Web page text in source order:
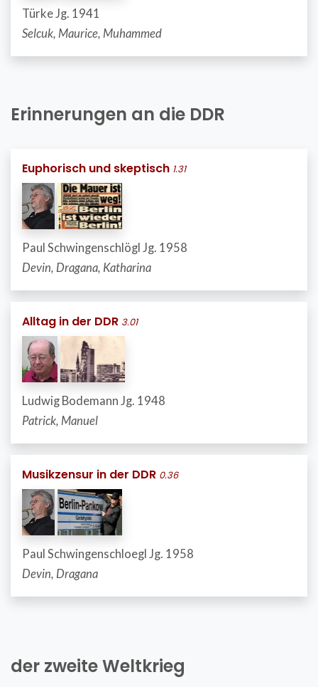
Türke Jg. 1941
Selcuk, Maurice, Muhammed
Erinnerungen an die DDR
Euphorisch und skeptisch 1.31
Paul Schwingenschlögl Jg. 1958
Devin, Dragana, Katharina
Alltag in der DDR 3.01
Ludwig Bodemann Jg. 1948
Patrick, Manuel
Musikzensur in der DDR 0.36
Paul Schwingenschloegl Jg. 1958
Devin, Dragana
der zweite Weltkrieg